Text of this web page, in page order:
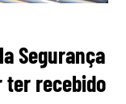
Segurança
ter recebido